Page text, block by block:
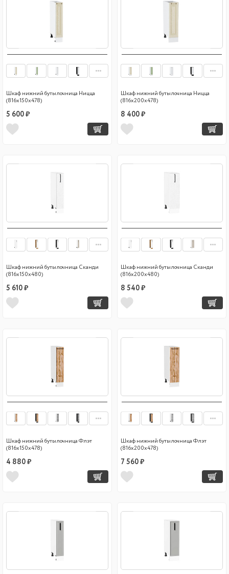
Шкаф нижний бутылочница Ницца
(816х150х478)
5 600 ₽
Шкаф нижний бутылочница Ницца
(816х200х478)
8 400 ₽
Шкаф нижний бутылочница Сканди
(816х150х480)
5 610 ₽
Шкаф нижний бутылочница Сканди
(816х200х480)
8 540 ₽
Шкаф нижний бутылочница Флэт
(816х150х478)
4 880 ₽
Шкаф нижний бутылочница Флэт
(816х200х478)
7 560 ₽